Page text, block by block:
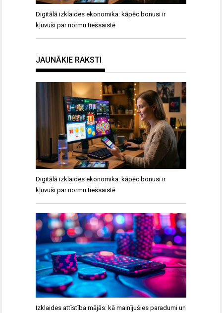
Digitālā izklaides ekonomika: kāpēc bonusi ir
kļuvuši par normu tiešsaistē
JAUNĀKIE RAKSTI
Digitālā izklaides ekonomika: kāpēc bonusi ir
kļuvuši par normu tiešsaistē
Izklaides attīstība mājās: kā mainījušies paradumi un